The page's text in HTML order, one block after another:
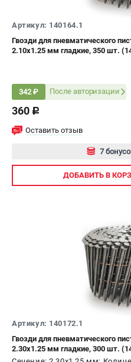
Артикул: 140164.1
Гвозди для пневматического
2.10x1.25 мм гладкие, 350 шт.
342 ₽ После авторизации
360 c
Оставить отзыв
7
ДОБАВИТЬ В
Артикул: 140172.1
Гвозди для пневматического
2.30х1.25 мм гладкие, 300 шт.